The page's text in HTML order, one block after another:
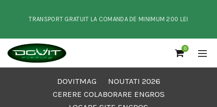
TRANSPORT GRATUIT LA COMANDA DE MINIMUM 200 LEI
0
DOVITMAG
NOUTATI 2026
CERERE COLABORARE ENGROS